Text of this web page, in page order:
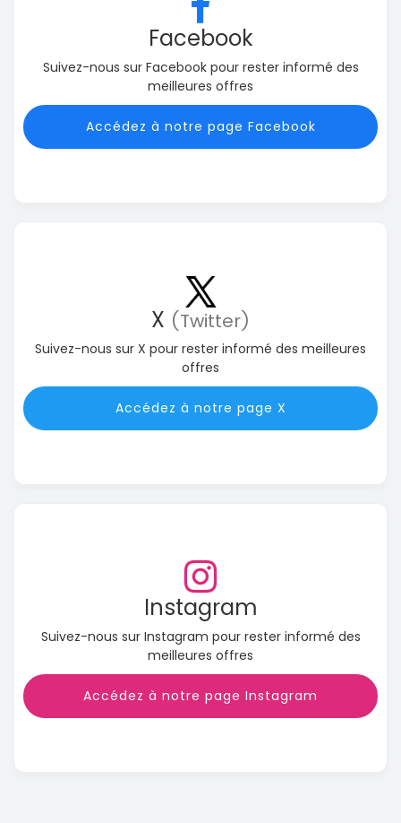
Facebook
Suivez-nous sur Facebook pour rester informé des
meilleures offres
Accédez à notre page Facebook
X (Twitter)
Suivez-nous sur X pour rester informé des meilleures
offres
Accédez à notre page X
Instagram
Suivez-nous sur Instagram pour rester informé des
meilleures offres
Accédez à notre page Instagram